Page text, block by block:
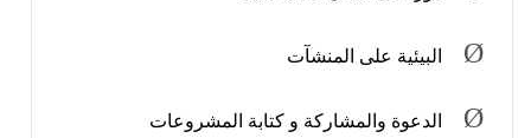
Ø البيئية على المنشآت
Ø الدعوة والمشاركة و كتابة المشروعات